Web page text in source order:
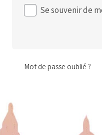
Se souvenir de
Mot de passe oublié ?